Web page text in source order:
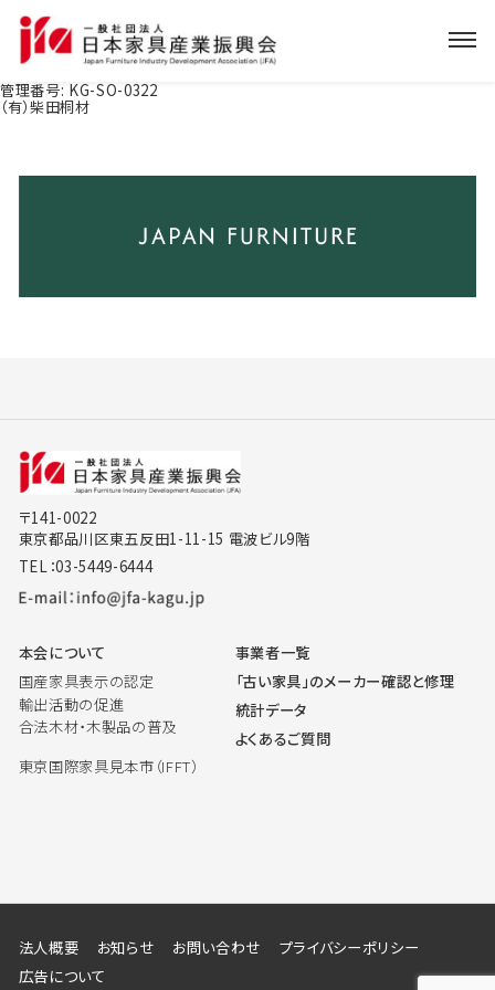
管理番号: KG-SO-0322
（有）柴田桐材
〒141-0022
東京都品川区東五反田1-11-15 電波ビル9階
TEL：03-5449-6444
本会について
国産家具表示の認定
輸出活動の促進
合法木材・木製品の普及
東京国際家具見本市（IFFT）
事業者一覧
「古い家具」のメーカー確認と修理
統計データ
よくあるご質問
法人概要 お知らせ お問い合わせ
プライバシーポリシー
広告について